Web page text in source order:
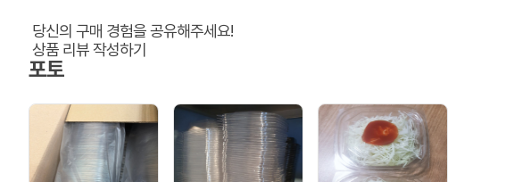
당신의 구매 경험을 공유해주세요!
상품 리뷰 작성하기
포토